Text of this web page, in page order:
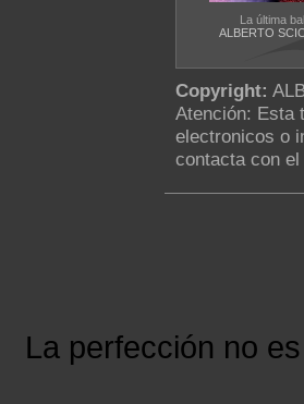
La última
ALBERTO
Copyright:
Atención: Esta
electronicos o
contacta con el
La perfección no